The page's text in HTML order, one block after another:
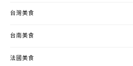
台灣美食
台南美食
法國美食